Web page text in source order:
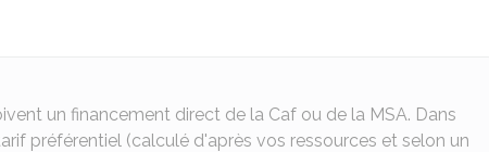
un financement direct de la Caf ou de la MSA. Dans
préférentiel (calculé d'après vos ressources et selon un